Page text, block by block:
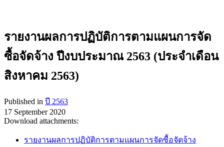
รายงานผลการปฏิบัติการตามแผนการจัด
ซื้อจัดจ้าง ปีงบประมาณ 2563 (ประจำเดือน
สิงหาคม 2563)
Published in ปี 2563
17 September 2020
Download attachments:
รายงานผลการปฏิบัติการตามแผนการจัดซื้อจัดจ้าง